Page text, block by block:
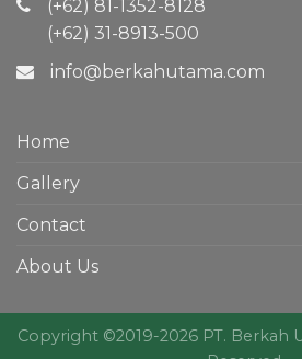
(+62) 81-1352-8128
(+62) 31-8913-500
info@berkahutama.com
Home
Gallery
Contact
About Us
Copyright ©2019-2026 PT. Berkah